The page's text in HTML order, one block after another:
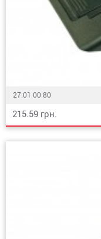
27.01 00 80
215.59 грн.